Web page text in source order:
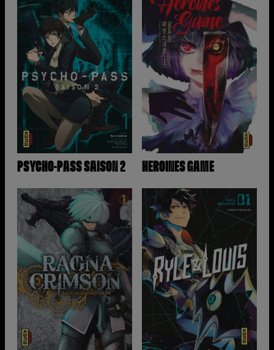
PSYCHO-PASS SAISON 2 HEROINES GAME